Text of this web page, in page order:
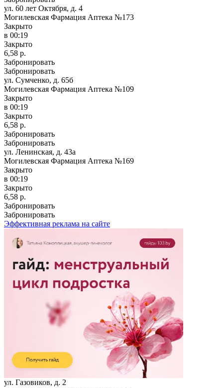
ул. 60 лет Октября, д. 4
Могилевская Фармация Аптека №173
Закрыто
в 00:19
Закрыто
6,58 р.
Забронировать
Забронировать
ул. Сумченко, д. 65б
Могилевская Фармация Аптека №109
Закрыто
в 00:19
Закрыто
6,58 р.
Забронировать
Забронировать
ул. Ленинская, д. 43а
Могилевская Фармация Аптека №169
Закрыто
в 00:19
Закрыто
6,58 р.
Забронировать
Забронировать
Эффективная реклама на сайте
ул. Газовиков, д. 2